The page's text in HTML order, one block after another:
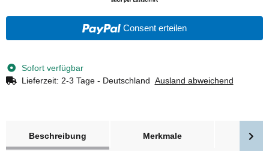
Consent erteilen
Sofort verfügbar
Lieferzeit: 2-3 Tage - Deutschland Ausland abweichend
Beschreibung
Merkmale